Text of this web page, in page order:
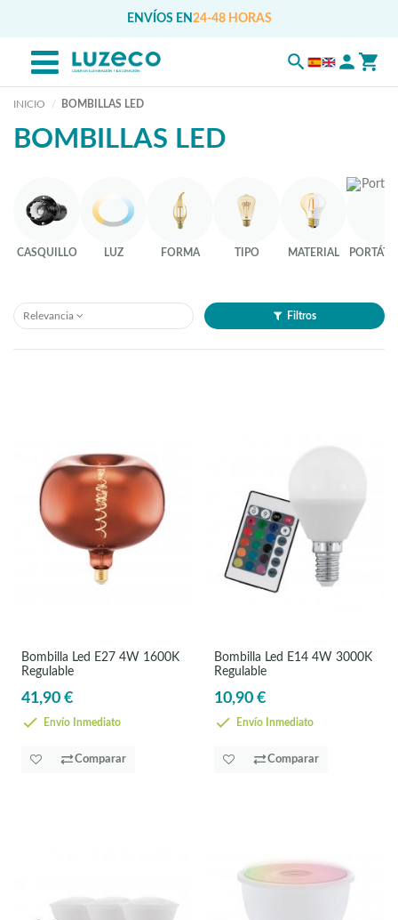
ENVÍOS EN 24-48 HORAS
INICIO BOMBILLAS LED
BOMBILLAS LED
CASQUILLO LUZ FORMA TIPO MATERIAL
Relevancia Filtros
Bombilla Led E27 4W 1600K
Regulable
41,90 €
Envío Inmediato
Comparar
Bombilla Led E14 4W 3000K
Regulable
10,90 €
Envío Inmediato
Comparar